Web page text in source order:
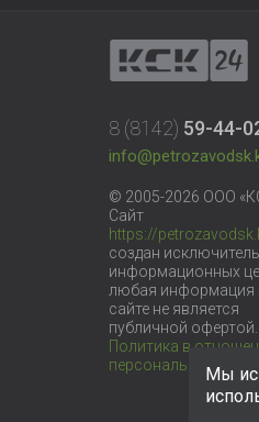
8 (8142) 59-44-
© 2005-2026 ООО
Сайт
https://
создан
информационных
любая информация
сайте не является
публичной офертой.
Политика в
персональныхМы